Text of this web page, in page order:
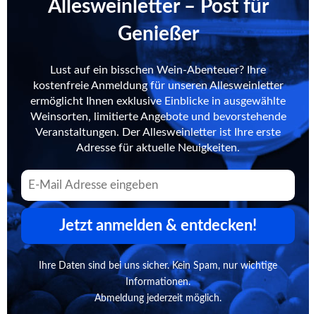
Allesweinletter – Post für
Genießer
Lust auf ein bisschen Wein-Abenteuer? Ihre
kostenfreie Anmeldung für unseren Allesweinletter
ermöglicht Ihnen exklusive Einblicke in ausgewählte
Weinsorten, limitierte Angebote und bevorstehende
Veranstaltungen. Der Allesweinletter ist Ihre erste
Adresse für aktuelle Neuigkeiten.
Jetzt anmelden & entdecken!
Ihre Daten sind bei uns sicher. Kein Spam, nur wichtige
Informationen.
Abmeldung jederzeit möglich.